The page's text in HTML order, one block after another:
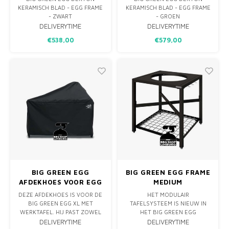
ZWART
KERAMISCH BLAD - EGG FRAME
- ZWART
DELIVERYTIME
€538,00
GROEN
KERAMISCH BLAD - EGG FRAME
- GROEN
DELIVERYTIME
€579,00
BIG GREEN EGG
AFDEKHOES VOOR EGG
FRAME + EXPANSION
FRAME & WERKTAFEL
XL
DEZE AFDEKHOES IS VOOR DE
BIG GREEN EGG XL MET
WERKTAFEL. HIJ PAST ZOWEL
OP DE ORIGINELE BIG GREEN
DELIVERYTIME
BIG GREEN EGG FRAME
MEDIUM
HET MODULAIR
TAFELSYSTEEM IS NIEUW IN
HET BIG GREEN EGG
ASSORTIMENT. DIT IS HET
DELIVERYTIME